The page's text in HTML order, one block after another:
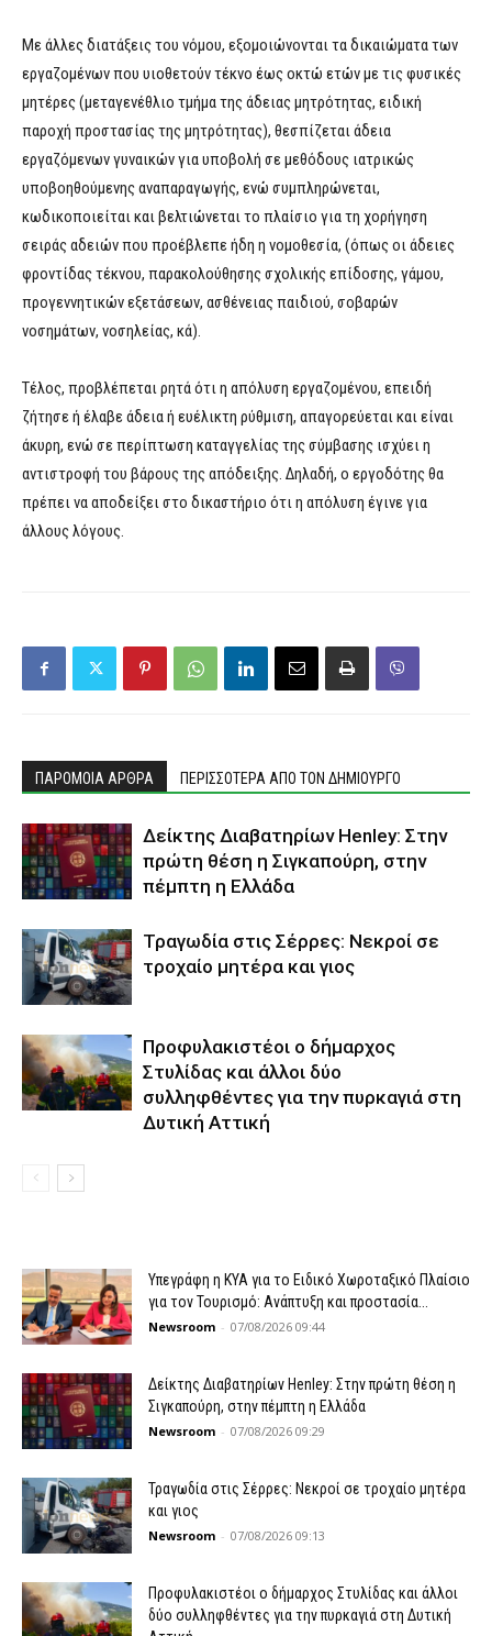
Με άλλες διατάξεις του νόμου, εξομοιώνονται τα δικαιώματα των
εργαζομένων που υιοθετούν τέκνο έως οκτώ ετών με τις φυσικές
μητέρες (μεταγενέθλιο τμήμα της άδειας μητρότητας, ειδική
παροχή προστασίας της μητρότητας), θεσπίζεται άδεια
εργαζόμενων γυναικών για υποβολή σε μεθόδους ιατρικώς
υποβοηθούμενης αναπαραγωγής, ενώ συμπληρώνεται,
κωδικοποιείται και βελτιώνεται το πλαίσιο για τη χορήγηση
σειράς αδειών που προέβλεπε ήδη η νομοθεσία, (όπως οι άδειες
φροντίδας τέκνου, παρακολούθησης σχολικής επίδοσης, γάμου,
προγεννητικών εξετάσεων, ασθένειας παιδιού, σοβαρών
νοσημάτων, νοσηλείας, κά).
Τέλος, προβλέπεται ρητά ότι η απόλυση εργαζομένου, επειδή
ζήτησε ή έλαβε άδεια ή ευέλικτη ρύθμιση, απαγορεύεται και είναι
άκυρη, ενώ σε περίπτωση καταγγελίας της σύμβασης ισχύει η
αντιστροφή του βάρους της απόδειξης. Δηλαδή, ο εργοδότης θα
πρέπει να αποδείξει στο δικαστήριο ότι η απόλυση έγινε για
άλλους λόγους.
ΠΑΡΟΜΟΙΑ ΑΡΘΡΑ ΠΕΡΙΣΣΟΤΕΡΑ ΑΠΟ ΤΟΝ ΔΗΜΙΟΥΡΓΟ
Δείκτης Διαβατηρίων Henley: Στην
πρώτη θέση η Σιγκαπούρη, στην
πέμπτη η Ελλάδα
Τραγωδία στις Σέρρες: Νεκροί σε
τροχαίο μητέρα και γιος
Προφυλακιστέοι ο δήμαρχος
Στυλίδας και άλλοι δύο
συλληφθέντες για την πυρκαγιά στη
Δυτική Αττική
Υπεγράφη η ΚΥΑ για το Ειδικό Χωροταξικό Πλαίσιο
για τον Τουρισμό: Ανάπτυξη και προστασία...
Newsroom - 07/08/2026 09:44
Δείκτης Διαβατηρίων Henley: Στην πρώτη θέση η
Σιγκαπούρη, στην πέμπτη η Ελλάδα
Newsroom - 07/08/2026 09:29
Τραγωδία στις Σέρρες: Νεκροί σε τροχαίο μητέρα
και γιος
Newsroom - 07/08/2026 09:13
Προφυλακιστέοι ο δήμαρχος Στυλίδας και άλλοι
δύο συλληφθέντες για την πυρκαγιά στη Δυτική